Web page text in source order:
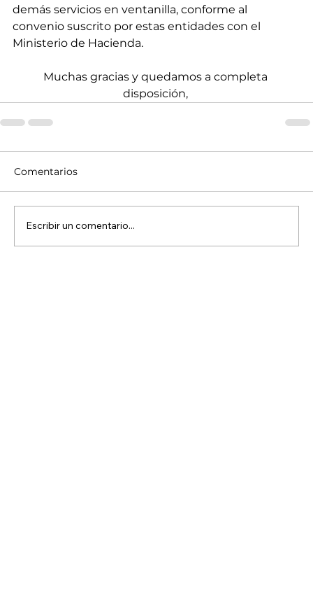
demás servicios en ventanilla, conforme al
convenio suscrito por estas entidades con el
Ministerio de Hacienda.
Muchas gracias y quedamos a completa
disposición,
Comentarios
Escribir un comentario...